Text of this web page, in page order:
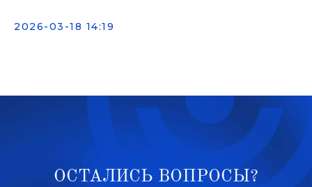
2026-03-18 14:19
ОСТАЛИСЬ ВОПРОСЫ?